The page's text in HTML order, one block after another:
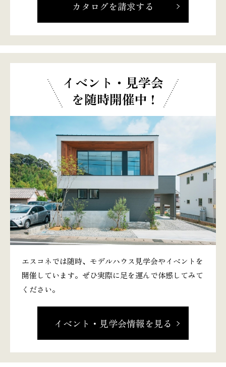
カタログを請求する
イベント・見学会
を随時開催中 !
エスコネでは随時、モデルハウス見学会やイベントを
開催しています。ぜひ実際に足を運んで体感してみて
ください。
イベント・見学会情報を見る